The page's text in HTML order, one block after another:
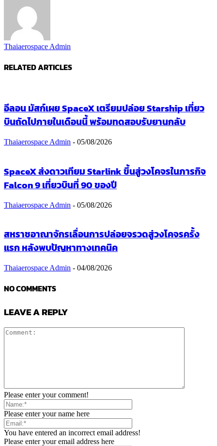
Thaiaerospace Admin
RELATED ARTICLES
อีลอน มัสก์เผย SpaceX เตรียมปล่อย Starship เที่ยว
บินถัดไปภายในเดือนนี้ พร้อมทดสอบรับยานกลับ
Thaiaerospace Admin - 05/08/2026
SpaceX ส่งดาวเทียม Starlink ขึ้นสู่วงโคจรในภารกิจ
Falcon 9 เที่ยวบินที่ 90 ของปี
Thaiaerospace Admin - 05/08/2026
สหราชอาณาจักรเลื่อนการปล่อยจรวดสู่วงโคจรครั้ง
แรก หลังพบปัญหาทางเทคนิค
Thaiaerospace Admin - 04/08/2026
NO COMMENTS
LEAVE A REPLY
Please enter your comment!
Please enter your name here
You have entered an incorrect email address!
Please enter your email address here